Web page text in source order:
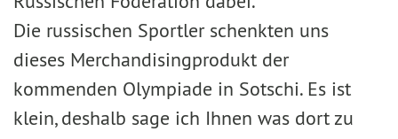
Die russischen Sportler schenkten uns
dieses Merchandisingprodukt der
kommenden Olympiade in Sotschi. Es ist
klein, deshalb sage ich Ihnen was dort zu